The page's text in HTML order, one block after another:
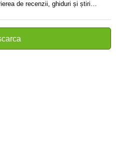
de recenzii, ghiduri și știri.
și să folosească mai bine